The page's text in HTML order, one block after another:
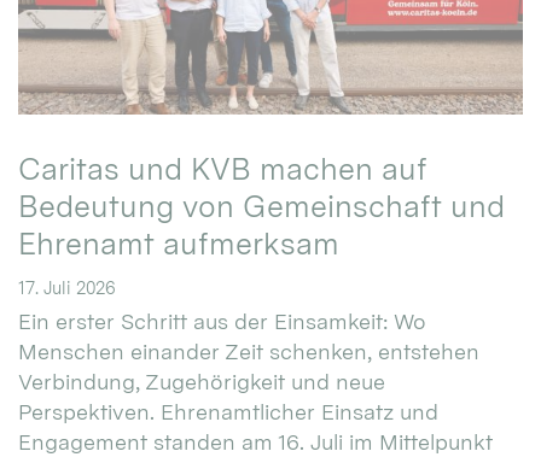
Caritas und KVB machen auf
Bedeutung von Gemeinschaft und
Ehrenamt aufmerksam
17. Juli 2026
Ein erster Schritt aus der Einsamkeit: Wo
Menschen einander Zeit schenken, entstehen
Verbindung, Zugehörigkeit und neue
Perspektiven. Ehrenamtlicher Einsatz und
Engagement standen am 16. Juli im Mittelpunkt